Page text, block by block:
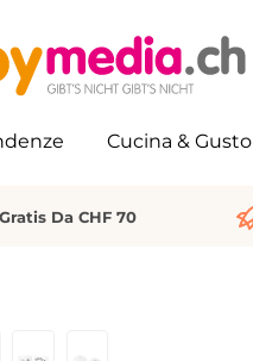
Cucina & Gusto
Da CHF 70
di immagini